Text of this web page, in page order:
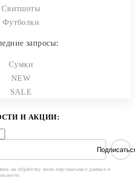
Свитшоты
Футболки
запросы:
Сумки
NEW
SALE
И АКЦИИ:
на обработку моих персональных данных и
.